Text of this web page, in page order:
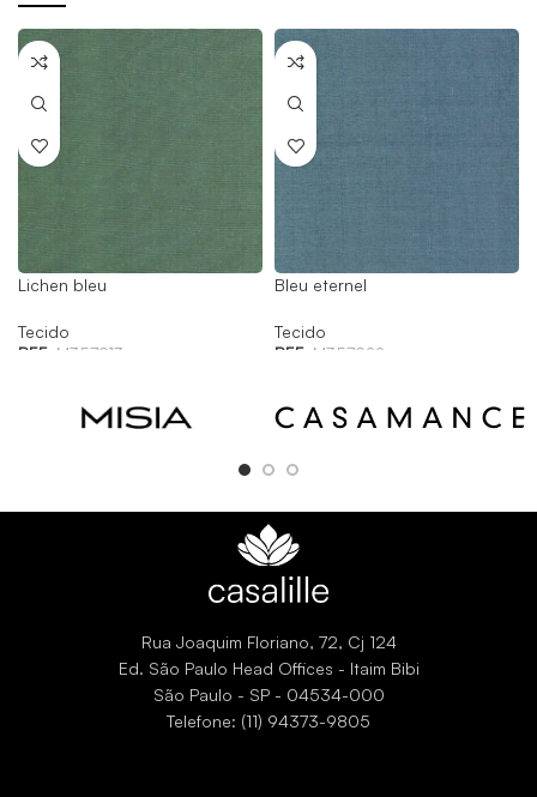
Lichen bleu
Tecido
REF: M357913
Bleu eternel
Tecido
REF: M357922
Rua Joaquim Floriano, 72, Cj 124
Ed. São Paulo Head Offices - Itaim Bibi
São Paulo - SP - 04534-000
Telefone: (11) 94373-9805